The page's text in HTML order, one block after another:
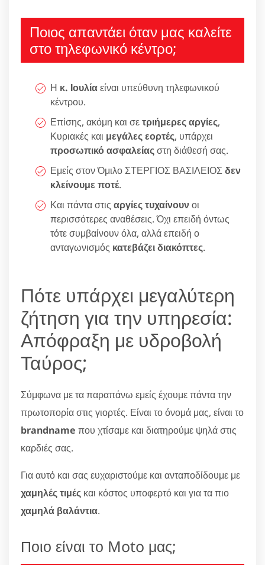
Ποιος απαντάει όταν μας καλείτε
στο τηλεφωνικό κέντρο;
Η κ. Ιουλίαείναι υπεύθυνη τηλεφωνικού
κέντρου.
Επίσης, ακόμη και σετριήμερες αργίες,
Κυριακές και μεγάλες εορτές, υπάρχει
προσωπικό ασφαλείαςστη διάθεσή σας.
Εμείς στον Όμιλο ΣΤΕΡΓΙΟΣ ΒΑΣΙΛΕΙΟΣδεν
κλείνουμε ποτέ.
Και πάντα στις αργίες τυχαίνουνοι
περισσότερες αναθέσεις. Όχι επειδή όντως
τότε συμβαίνουν όλα, αλλά επειδή ο
ανταγωνισμός κατεβάζει διακόπτες.
Πότε υπάρχει μεγαλύτερη
ζήτηση για την υπηρεσία:
Απόφραξη με υδροβολή
Ταύρος;
Σύμφωνα με τα παραπάνω εμείς έχουμε πάντα την
πρωτοπορία στις γιορτές. Είναι το όνομά μας, είναι το
brandname που χτίσαμε και διατηρούμε ψηλά στις
καρδιές σας.
Για αυτό και σας ευχαριστούμε και ανταποδίδουμε με
χαμηλές τιμές και κόστος υποφερτό και για τα πιο
χαμηλά βαλάντια.
Ποιο είναι το Moto μας;